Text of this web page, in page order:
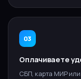
03
Оплачиваете
СБП, карта МИР или